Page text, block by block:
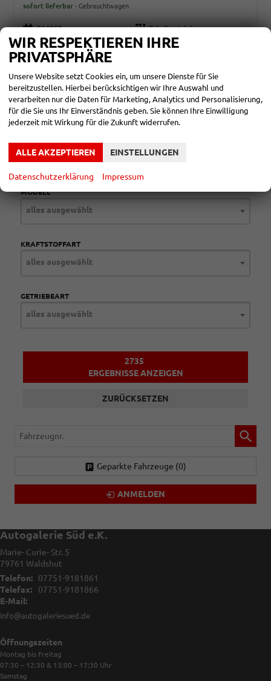
sofort lieferbar Gebrauchtwagen
Fahrzeugnr. 864958 Getriebe Schaltgetriebe
Kraftstoff
Benzin Außenfarbe
Leistung
74 kW (101 PS) Kilometerstand
2.200 km
01.11.2025
22.170,– €
incl. 19% MwSt.
DETAILS
Verbrauch kombiniert:
5,30 l/100km
CO2 -Emissionen:118,00 g/km
alles ausgewählt
MODELL
alles ausgewählt
KRAFTSTOFFART
alles ausgewählt
GETRIEBEART
alles ausgewählt
2735
ERGEBNISSE ANZEIGEN
ZURÜCKSETZEN
Fahrzeugnr.
Geparkte Fahrzeuge (0)
ANMELDEN
Autogalerie Süd e.K.
Marie- Curie- Str. 5
79761 Waldshut
Telefon:
07751-9181861
Telefax:
07751-9181866
E-Mail:
info@autogaleriesued.de
Öffnungszeiten
Montag bis Freitag
07:30 – 12:30 & 13:00 – 17:30 Uhr
Samstag
WIR RESPEKTIEREN IHRE
PRIVATSPHÄRE
Unsere Website setzt Cookies ein, um unsere Dienste für Sie
bereitzustellen. Hierbei berücksichtigen wir Ihre Auswahl und
verarbeiten nur die Daten für Marketing, Analytics und Personalisierung,
für die Sie uns Ihr Einverständnis geben. Sie können Ihre Einwilligung
jederzeit mit Wirkung für die Zukunft widerrufen.
ALLE AKZEPTIEREN EINSTELLUNGEN
Datenschutzerklärung Impressum